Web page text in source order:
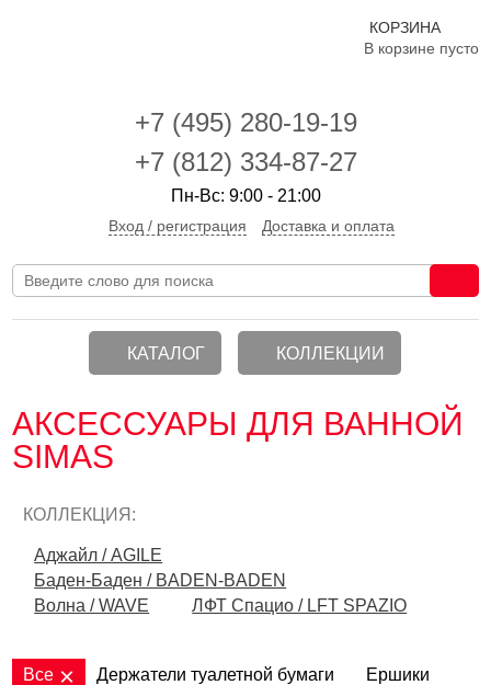
+7 (495) 280-19-19
+7 (812) 334-87-27
Пн-Вс: 9:00 - 21:00
Вход / регистрация Доставка и оплата
КОРЗИНА
В корзине пусто
КАТАЛОГ КОЛЛЕКЦИИ
АКСЕССУАРЫ ДЛЯ ВАННОЙ
SIMAS
КОЛЛЕКЦИЯ:
Аджайл / AGILE
Баден-Баден / BADEN-BADEN
Волна / WAVE
ЛФТ Спацио / LFT SPAZIO
Все Держатели туалетной бумаги Ершики